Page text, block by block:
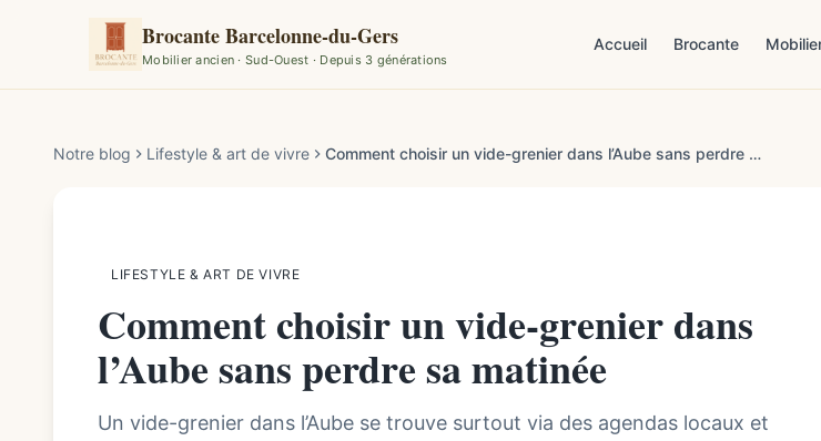
Brocante Barcelonne-du-Gers
Mobilier ancien · Sud-Ouest · Depuis 3 générations
Accueil Brocante
Notre blog Lifestyle & art de vivre Comment choisir un vide-grenier dans l’Aube sans perdre sa matinée
LIFESTYLE & ART DE VIVRE
Comment choisir un vide-grenier dans
l’Aube sans perdre sa matinée
Un vide-grenier dans l’Aube se trouve surtout via des agendas locaux et